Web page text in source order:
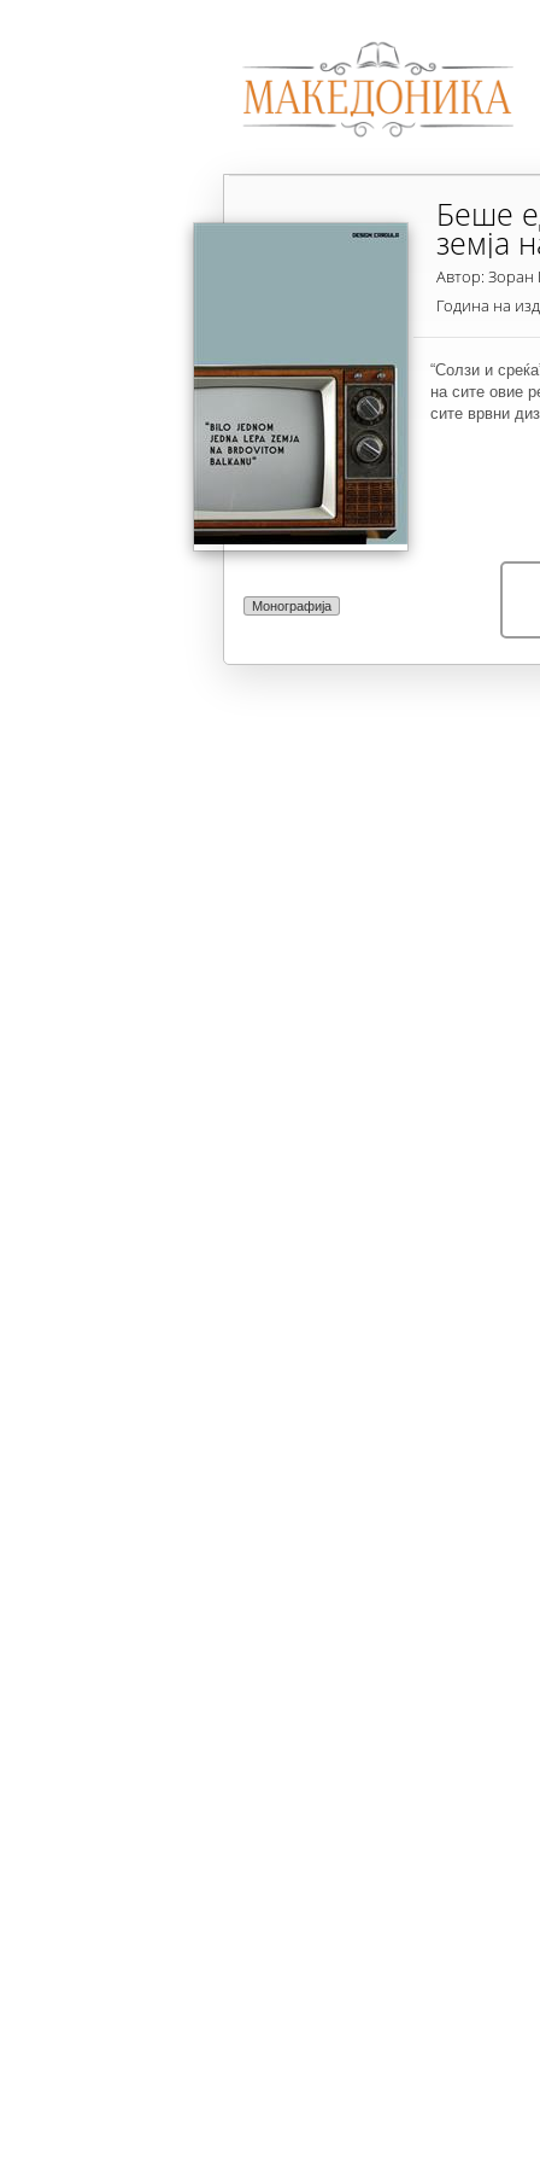
Монографија
Беше
земја
Автор: Зоран
Година на
“Солзи и
на сите овие
сите врвни